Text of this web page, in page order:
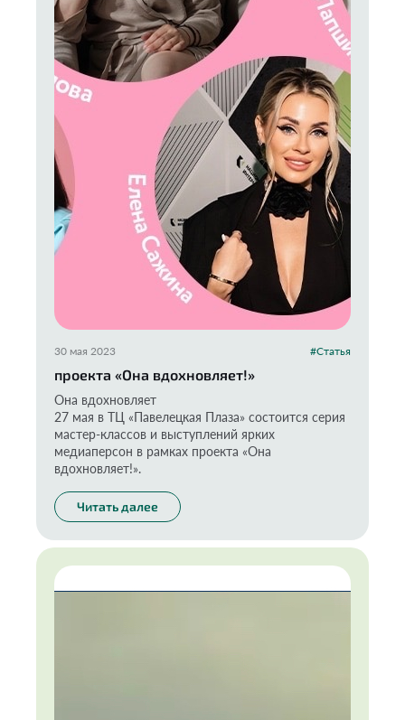
30 мая 2023 #Статья
проекта «Она вдохновляет!»
Она вдохновляет
27 мая в ТЦ «Павелецкая Плаза» состоится серия
мастер-классов и выступлений ярких
медиаперсон в рамках проекта «Она
вдохновляет!».
Читать далее